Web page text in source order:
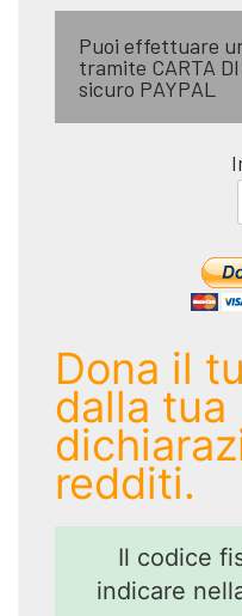
Puoi effettuare
tramite CARTA
sicuro PAYPAL
Dona il
dalla tua
redditi.
Il codice
indicare